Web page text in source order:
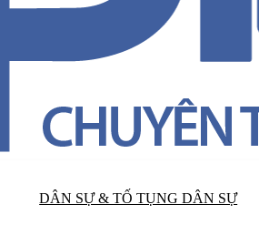
DÂN SỰ & TỐ TỤNG DÂN SỰ